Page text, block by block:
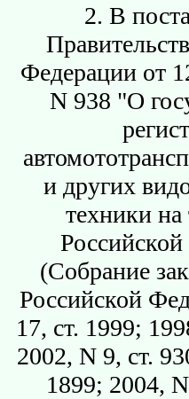
2. В
Федерации от
N 938 "О
и других
техники
(Собрание
Российской
17, ст. 1999;
2002, N 9, ст.
1899; 2004,